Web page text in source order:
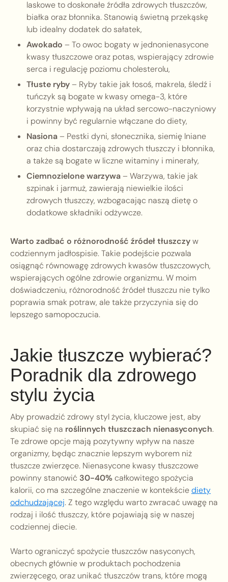
laskowe to doskonałe źródła zdrowych tłuszczów,
białka oraz błonnika. Stanowią świetną przekąskę
lub idealny dodatek do sałatek,
Awokado – To owoc bogaty w jednonienasycone
kwasy tłuszczowe oraz potas, wspierający zdrowie
serca i regulację poziomu cholesterolu,
Tłuste ryby– Ryby takie jak łosoś, makrela, śledź i
tuńczyk są bogate w kwasy omega-3, które
korzystnie wpływają na układ sercowo-naczyniowy
i powinny być regularnie włączane do diety,
Nasiona– Pestki dyni, słonecznika, siemię lniane
oraz chia dostarczają zdrowych tłuszczy i błonnika,
a także są bogate w liczne witaminy i minerały,
Ciemnozielone warzywa– Warzywa, takie jak
szpinak i jarmuż, zawierają niewielkie ilości
zdrowych tłuszczy, wzbogacając naszą dietę o
dodatkowe składniki odżywcze.
Warto zadbać o różnorodność źródeł tłuszczyw
codziennym jadłospisie. Takie podejście pozwala
osiągnąć równowagę zdrowych kwasów tłuszczowych,
wspierających ogólne zdrowie organizmu. W moim
doświadczeniu, różnorodność źródeł tłuszczu nie tylko
poprawia smak potraw, ale także przyczynia się do
lepszego samopoczucia.
Jakie tłuszcze wybierać?
Poradnik dla zdrowego
stylu życia
Aby prowadzić zdrowy styl życia, kluczowe jest, aby
skupiać się na roślinnych tłuszczach nienasyconych.
Te zdrowe opcje mają pozytywny wpływ na nasze
organizmy, będąc znacznie lepszym wyborem niż
tłuszcze zwierzęce. Nienasycone kwasy tłuszczowe
powinny stanowić 30-40%całkowitego spożycia
kalorii, co ma szczególne znaczenie w kontekściediety
odchudzającej. Z tego względu warto zwracać uwagę na
rodzaj i ilość tłuszczy, które pojawiają się w naszej
codziennej diecie.
Warto ograniczyć spożycie tłuszczów nasyconych,
obecnych głównie w produktach pochodzenia
zwierzęcego, oraz unikać tłuszczów trans, które mogą